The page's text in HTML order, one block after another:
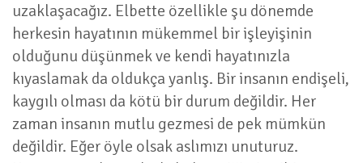
uzaklaşacağız. Elbette özellikle şu dönemde
herkesin hayatının mükemmel bir işleyişinin
olduğunu düşünmek ve kendi hayatınızla
kıyaslamak da oldukça yanlış. Bir insanın endişeli,
kaygılı olması da kötü bir durum değildir. Her
zaman insanın mutlu gezmesi de pek mümkün
değildir. Eğer öyle olsak aslımızı unuturuz.